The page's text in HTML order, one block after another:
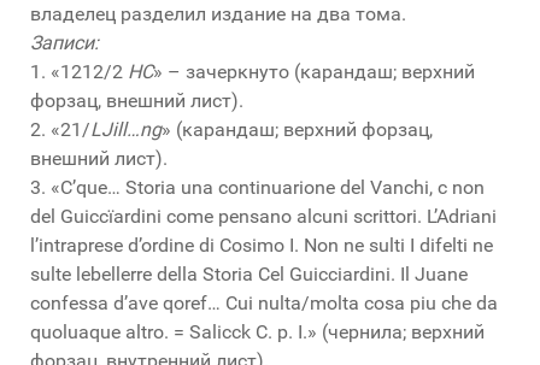
владелец разделил издание на два тома.
Записи:
1. «1212/2 HC» – зачеркнуто (карандаш; верхний
форзац, внешний лист).
2. «21/LJill…ng» (карандаш; верхний форзац,
внешний лист).
3. «C’que… Storia una continuarione del Vanchi, c non
del Guiccïardini come pensano alcuni scrittori. L’Adriani
l’intraprese d’ordine di Cosimo I. Non ne sulti I difelti ne
sulte lebellerre della Storia Cel Guicciardini. Il Juane
confessa d’ave qoref… Cui nulta/molta cosa piu che da
quoluaque altro. = Salicck C. p. I.» (чернила; верхний